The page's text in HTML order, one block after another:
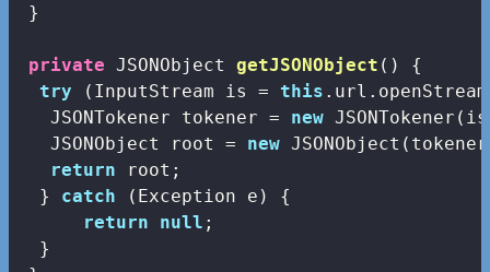
}
private JSONObject getJSONObject ()
{
try (InputStream is = this
   JSONTokener tokener =
new
   JSONObject root =
new
return root;
  }
catch (Exception e) {
return
null ;
  }